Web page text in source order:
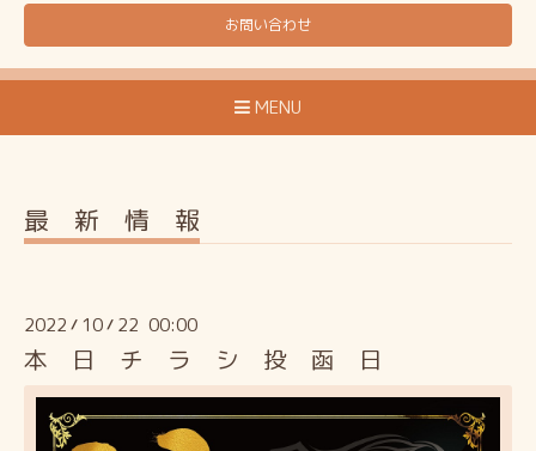
お問い合わせ
MENU
最 新 情 報
2022 / 10/ 22 00:00
本 日 チ ラ シ 投 函 日